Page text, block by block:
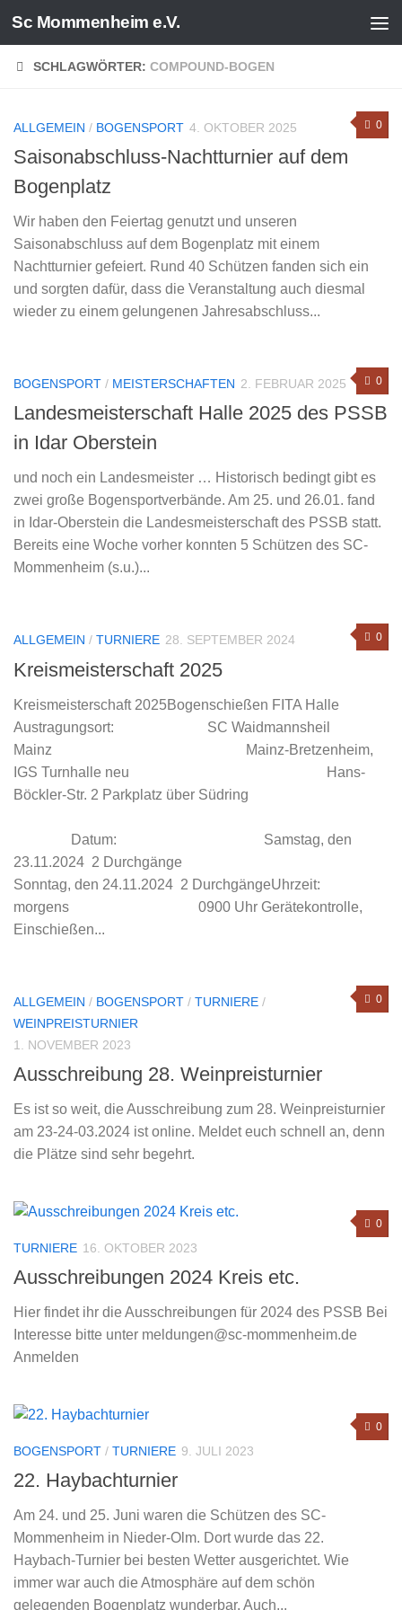
Zum Inhalt springen
Sc Mommenheim e.V.
SCHLAGWÖRTER: COMPOUND-BOGEN
0
ALLGEMEIN / BOGENSPORT 4. OKTOBER 2025
Saisonabschluss-Nachtturnier auf dem
Bogenplatz
Wir haben den Feiertag genutzt und unseren
Saisonabschluss auf dem Bogenplatz mit einem
Nachtturnier gefeiert. Rund 40 Schützen fanden sich ein
und sorgten dafür, dass die Veranstaltung auch diesmal
wieder zu einem gelungenen Jahresabschluss...
0
BOGENSPORT / MEISTERSCHAFTEN 2. FEBRUAR 2025
Landesmeisterschaft Halle 2025 des PSSB
in Idar Oberstein
und noch ein Landesmeister … Historisch bedingt gibt es
zwei große Bogensportverbände. Am 25. und 26.01. fand
in Idar-Oberstein die Landesmeisterschaft des PSSB statt.
Bereits eine Woche vorher konnten 5 Schützen des SC-
Mommenheim (s.u.)...
0
ALLGEMEIN / TURNIERE 28. SEPTEMBER 2024
Kreismeisterschaft 2025
Kreismeisterschaft 2025Bogenschießen FITA Halle
Austragungsort: SC Waidmannsheil
Mainz Mainz-Bretzenheim,
IGS Turnhalle neu Hans-
Böckler-Str. 2 Parkplatz über Südring
Datum: Samstag, den
23.11.2024 2 Durchgänge
Sonntag, den 24.11.2024 2 DurchgängeUhrzeit:
morgens 0900 Uhr Gerätekontrolle,
Einschießen...
0
ALLGEMEIN / BOGENSPORT / TURNIERE /
WEINPREISTURNIER
1. NOVEMBER 2023
Ausschreibung 28. Weinpreisturnier
Es ist so weit, die Ausschreibung zum 28. Weinpreisturnier
am 23-24-03.2024 ist online. Meldet euch schnell an, denn
die Plätze sind sehr begehrt.
0
TURNIERE 16. OKTOBER 2023
Ausschreibungen 2024 Kreis etc.
Hier findet ihr die Ausschreibungen für 2024 des PSSB Bei
Interesse bitte unter meldungen@sc-mommenheim.de
Anmelden
0
BOGENSPORT / TURNIERE 9. JULI 2023
22. Haybachturnier
Am 24. und 25. Juni waren die Schützen des SC-
Mommenheim in Nieder-Olm. Dort wurde das 22.
Haybach-Turnier bei besten Wetter ausgerichtet. Wie
immer war auch die Atmosphäre auf dem schön
gelegenden Bogenplatz wunderbar. Auch...